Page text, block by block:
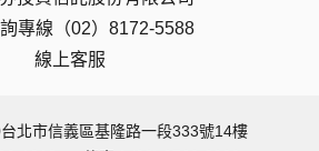
專線（02）8172-5588
線上客服
北市信義區基隆路一段333號14樓